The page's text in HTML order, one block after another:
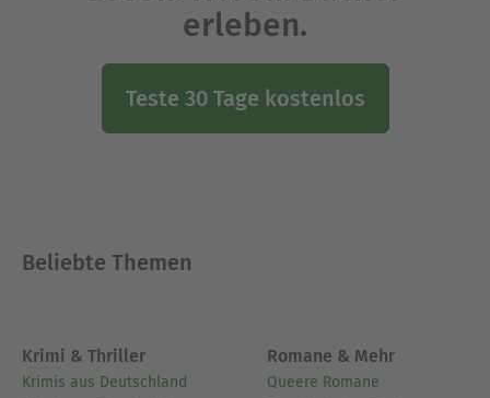
erleben.
Teste 30 Tage kostenlos
Beliebte Themen
Krimi & Thriller
Krimis aus Deutschland
Romane & Mehr
Queere Romane